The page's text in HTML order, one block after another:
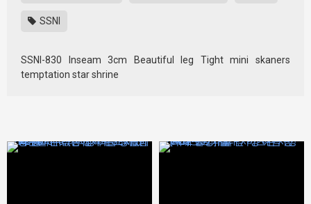
SSNI
SSNI-830 Inseam 3cm Beautiful leg Tight mini skaners
temptation star shrine
427348 427412